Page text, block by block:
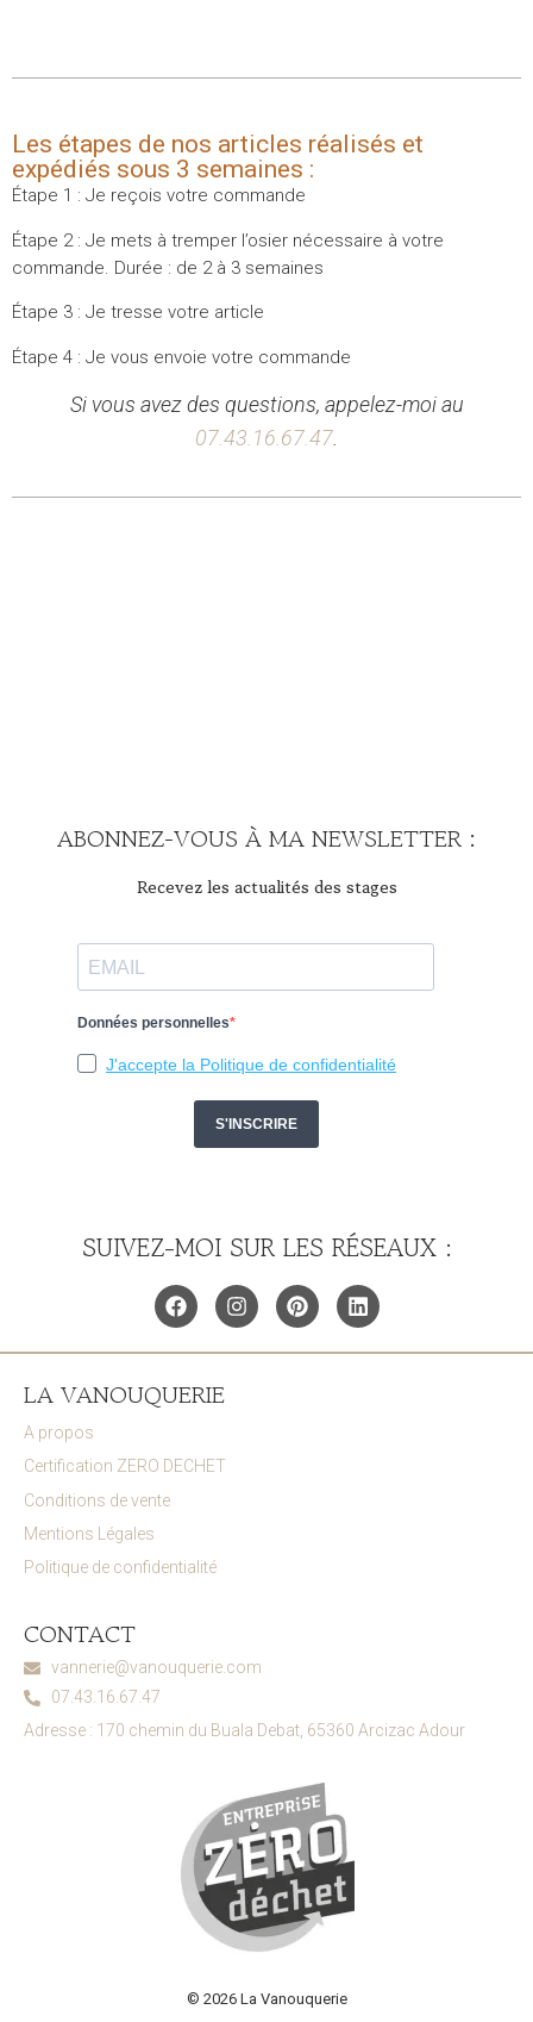
Les étapes de nos articles réalisés et
expédiés sous 3 semaines :
Étape 1 : Je reçois votre commande
Étape 2 : Je mets à tremper l’osier nécessaire à votre
commande. Durée : de 2 à 3 semaines
Étape 3 : Je tresse votre article
Étape 4 : Je vous envoie votre commande
Si vous avez des questions, appelez-moi au
07.43.16.67.47
ABONNEZ-VOUS À MA NEWSLETTER :
Recevez les actualités des stages
SUIVEZ-MOI SUR LES RÉSEAUX :
LA VANOUQUERIE
A propos
Certification ZERO DECHET
Conditions de vente
Mentions Légales
Politique de confidentialité
CONTACT
vannerie@vanouquerie.com
07.43.16.67.47
Adresse : 170 chemin du Buala Debat, 65360 Arcizac Adour
© 2026 La Vanouquerie